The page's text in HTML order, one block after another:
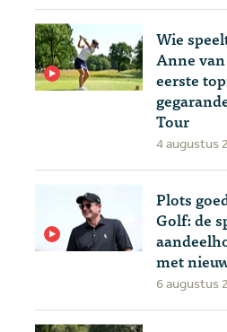
Wie
Anne
eerste
Tour
4 augustus
Plots
Golf: de
met
6 augustus